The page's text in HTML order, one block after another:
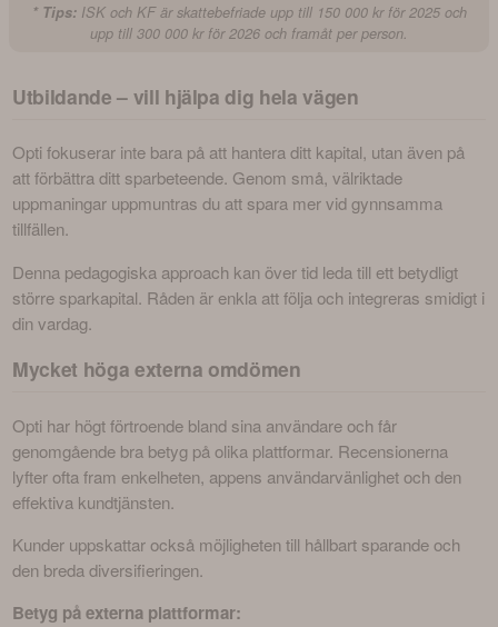
* Tips:ISK och KF är skattebefriade upp till 150 000 kr för 2025 och
upp till 300 000 kr för 2026 och framåt per person.
Utbildande – vill hjälpa dig hela vägen
Opti fokuserar inte bara på att hantera ditt kapital, utan även på
att förbättra ditt sparbeteende. Genom små, välriktade
uppmaningar uppmuntras du att spara mer vid gynnsamma
tillfällen.
Denna pedagogiska approach kan över tid leda till ett betydligt
större sparkapital. Råden är enkla att följa och integreras smidigt i
din vardag.
Mycket höga externa omdömen
Opti har högt förtroende bland sina användare och får
genomgående bra betyg på olika plattformar. Recensionerna
lyfter ofta fram enkelheten, appens användarvänlighet och den
effektiva kundtjänsten.
Kunder uppskattar också möjligheten till hållbart sparande och
den breda diversifieringen.
Betyg på externa plattformar: